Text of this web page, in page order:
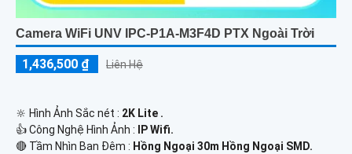
Camera WiFi UNV IPC-P1A-M3F4D PTX Ngoài Trời
1,436,500 ₫ Liên Hệ
🔆 Hình Ảnh Sắc nét : 2K Lite .
👍 Công Nghệ Hình Ảnh :
IP Wifi.
🔴 Tầm Nhìn Ban Đêm : Hồng Ngoại 30m Hồng Ngoại SMD.